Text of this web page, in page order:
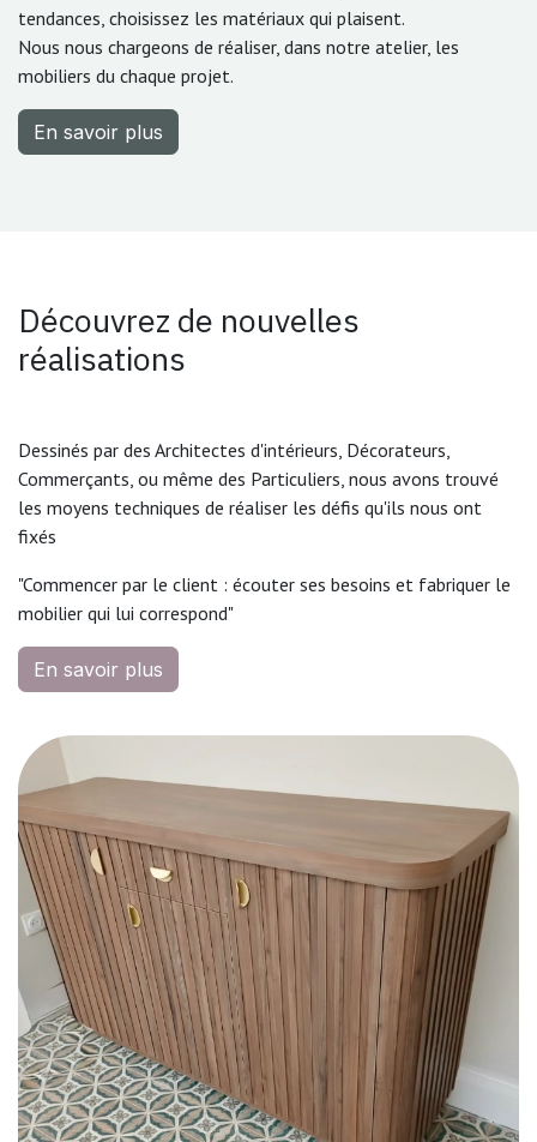
tendances, choisissez les matériaux qui plaisent.
Nous nous chargeons de réaliser, dans notre atelier, les
mobiliers du chaque projet.
En savoir plus
Découvrez de nouvelles
réalisations
Dessinés par des Architectes d'intérieurs, Décorateurs,
Commerçants, ou même des Particuliers, nous avons trouvé
les moyens techniques de réaliser les défis qu'ils nous ont
fixés
"Commencer par le client : écouter ses besoins et fabriquer le
mobilier qui lui correspond"
En savoir plus